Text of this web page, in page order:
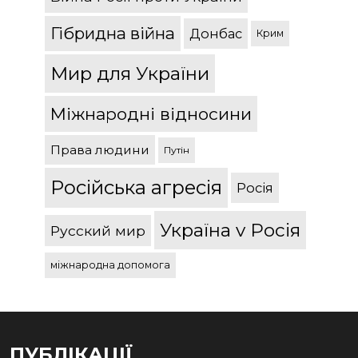
Гібридна війна Донбас Крим
Мир для України
Міжнародні відносини
Права людини Путін
Російська агресія Росія
Русский мир Україна v Росія
міжнародна допомога